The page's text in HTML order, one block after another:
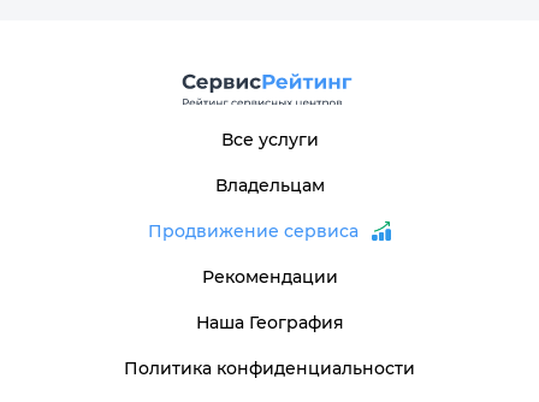
Все услуги
Владельцам
Продвижение сервиса
Рекомендации
Наша География
Политика конфиденциальности